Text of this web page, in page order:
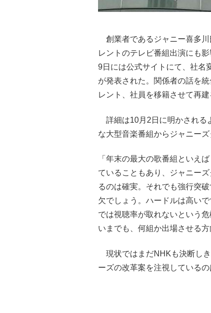
創業者であるジャニー喜多川
レントのテレビ番組出演にも
9日には公式サイトにて、社名
が発表された。関係者の話を
レント、社員を移籍させて再建
詳細は10月2日に明かされる
な大型音楽番組からジャニー
「年末の最大の歌番組といえ
ていることもあり、ジャニー
るのは確実。それでも強行突
欠でしょう。ハードルは高い
では視聴率が取れないという
いまでも、何組か出場させる
現状ではまだNHKも決断し
ーズの改革案を注視しているの